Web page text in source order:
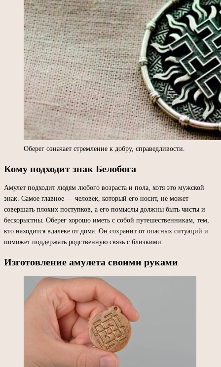
Оберег означает стремление к добру, справедливости.
Кому подходит знак Белобога
Амулет подходит людям любого возраста и пола, хотя это мужской
знак. Самое главное — человек, который его носит, не может
совершать плохих поступков, а его помыслы должны быть чисты и
бескорыстны. Оберег хорошо иметь с собой путешественникам, тем,
кто находится вдалеке от дома. Он сохранит от опасных ситуаций и
поможет поддержать родственную связь с близкими.
Изготовление амулета своими руками